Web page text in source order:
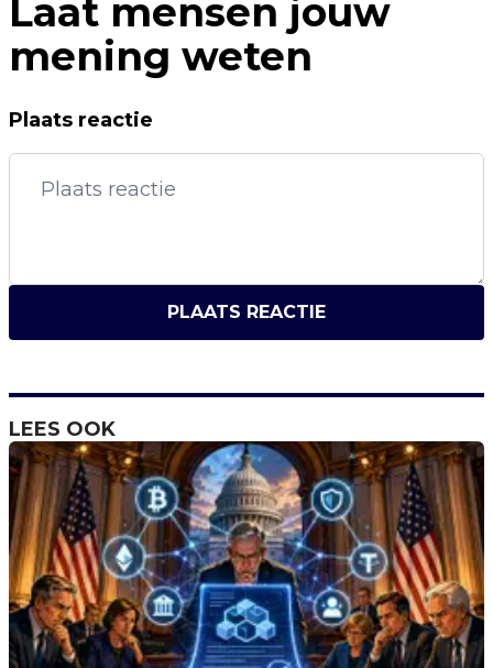
Laat mensen jouw
mening weten
Plaats reactie
PLAATS REACTIE
LEES OOK